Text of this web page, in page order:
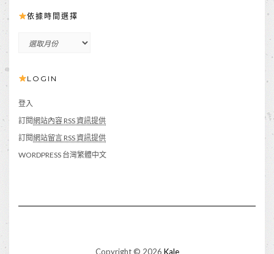
依據時間選擇
間
擇
LOGIN
登入
訂閱網站內容 RSS 資訊提供
訂閱網站留言 RSS 資訊提供
WORDPRESS 台灣繁體中文
Copyright © 2026 Kale